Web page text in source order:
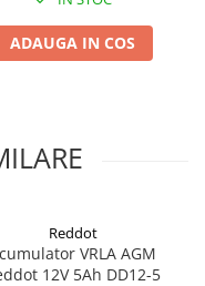
ADAUGA IN COS
Reddot
VRLA AGM
12V 5Ah DD12-5